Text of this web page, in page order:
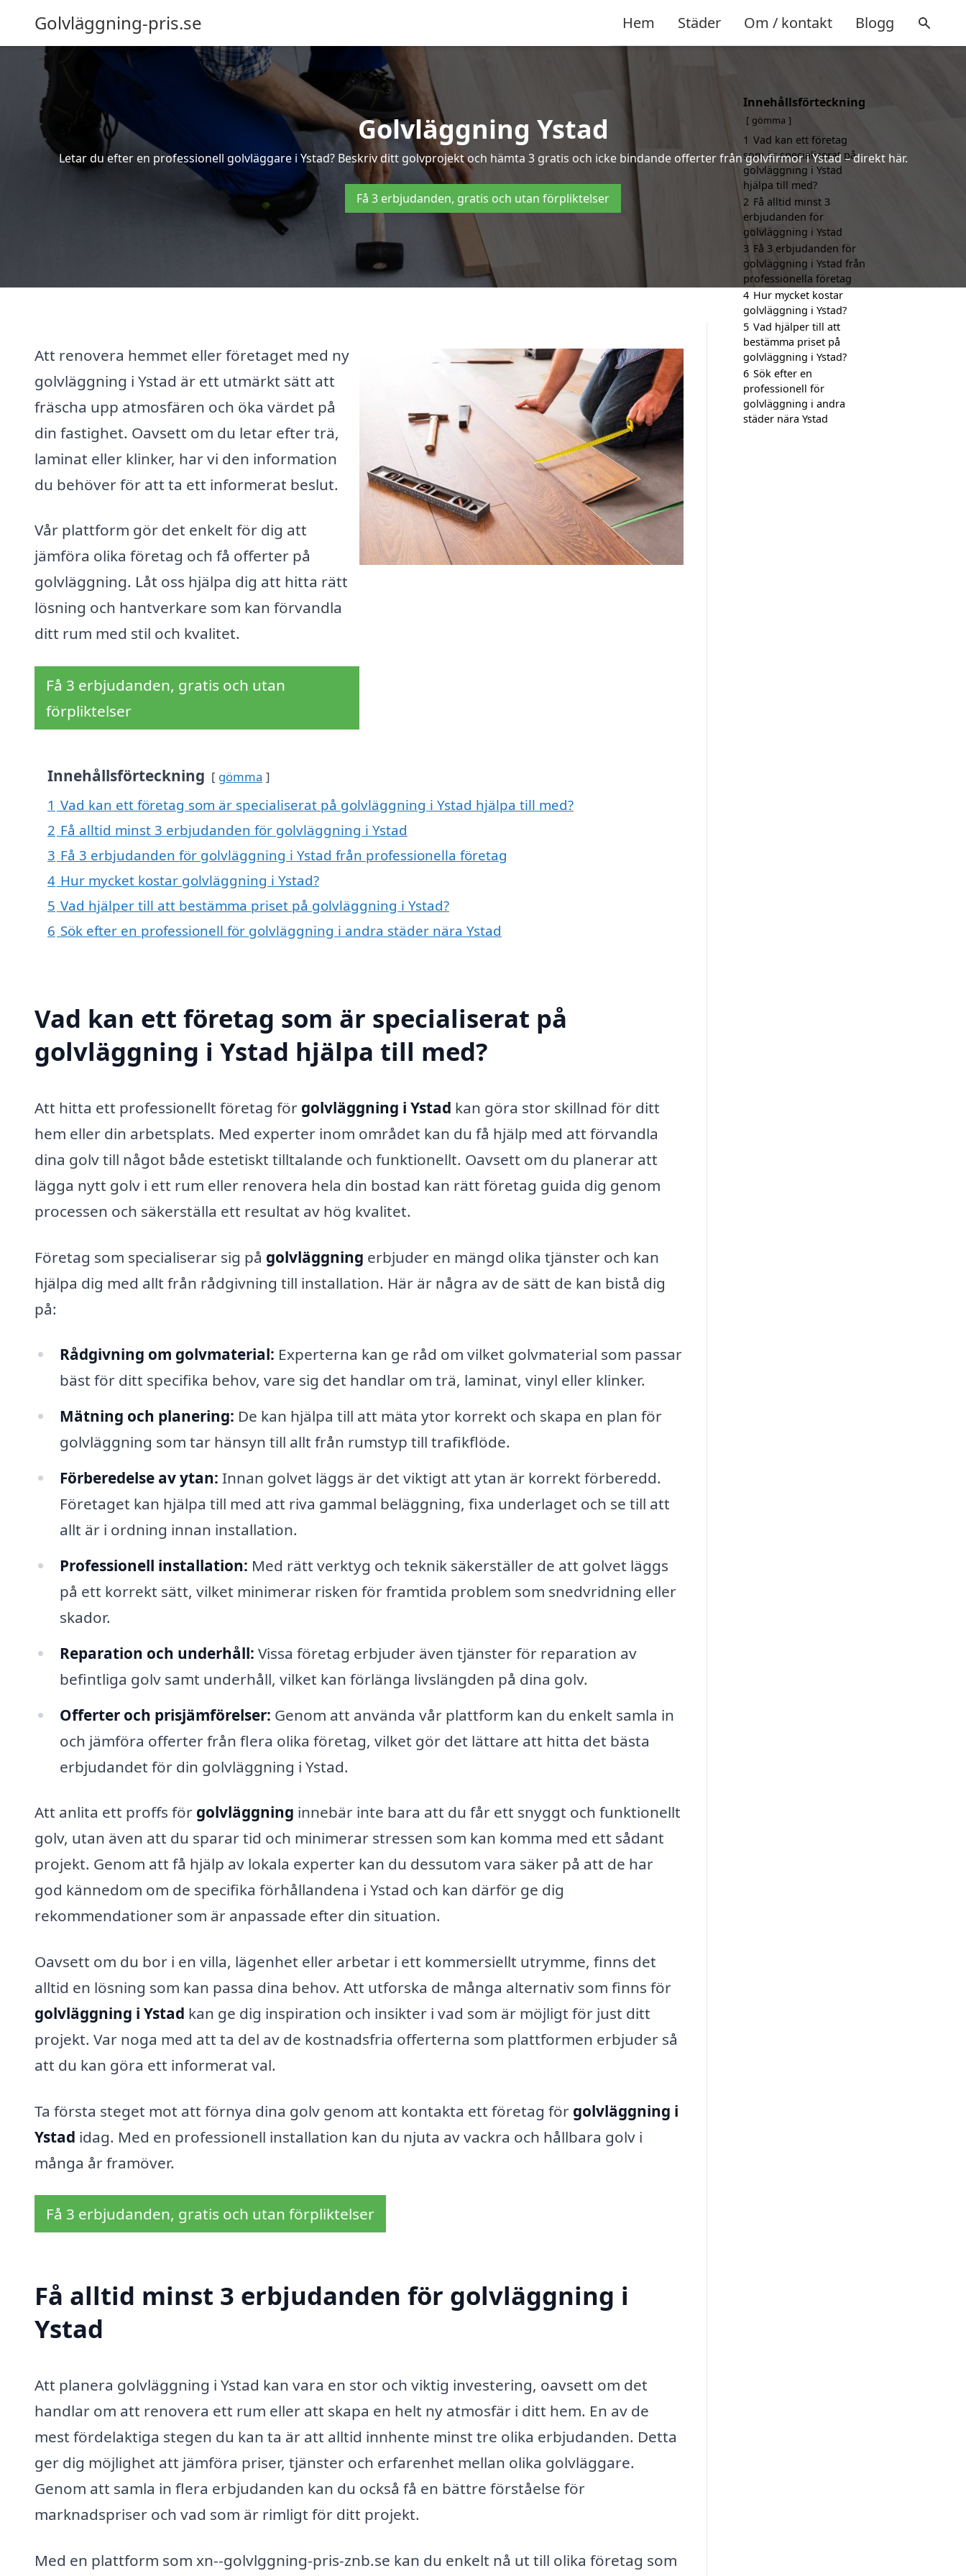
Golvläggning-pris.se Hem Städer Om / kontakt Blogg
Golvläggning Ystad
Letar du efter en professionell golvläggare i Ystad? Beskriv ditt golvprojekt och hämta 3 gratis och icke bindande offerter från golvfirmor i Ystad – direkt här.
Få 3 erbjudanden, gratis och utan förpliktelser
Att renovera hemmet eller företaget med ny
golvläggning i Ystad är ett utmärkt sätt att
fräscha upp atmosfären och öka värdet på
din fastighet. Oavsett om du letar efter trä,
laminat eller klinker, har vi den information
du behöver för att ta ett informerat beslut.
Vår plattform gör det enkelt för dig att
jämföra olika företag och få offerter på
golvläggning. Låt oss hjälpa dig att hitta rätt
lösning och hantverkare som kan förvandla
ditt rum med stil och kvalitet.
Få 3 erbjudanden, gratis och utan
förpliktelser
Innehållsförteckning gömma
1 Vad kan ett företag som är specialiserat på golvläggning i Ystad hjälpa till med?
2 Få alltid minst 3 erbjudanden för golvläggning i Ystad
3 Få 3 erbjudanden för golvläggning i Ystad från professionella företag
4 Hur mycket kostar golvläggning i Ystad?
5 Vad hjälper till att bestämma priset på golvläggning i Ystad?
6 Sök efter en professionell för golvläggning i andra städer nära Ystad
Vad kan ett företag som är specialiserat på
golvläggning i Ystad hjälpa till med?
Att hitta ett professionellt företag för golvläggning i Ystad kan göra stor skillnad för ditt
hem eller din arbetsplats. Med experter inom området kan du få hjälp med att förvandla
dina golv till något både estetiskt tilltalande och funktionellt. Oavsett om du planerar att
lägga nytt golv i ett rum eller renovera hela din bostad kan rätt företag guida dig genom
processen och säkerställa ett resultat av hög kvalitet.
Företag som specialiserar sig på golvläggning erbjuder en mängd olika tjänster och kan
hjälpa dig med allt från rådgivning till installation. Här är några av de sätt de kan bistå dig
på:
Rådgivning om golvmaterial: Experterna kan ge råd om vilket golvmaterial som passar
bäst för ditt specifika behov, vare sig det handlar om trä, laminat, vinyl eller klinker.
Mätning och planering: De kan hjälpa till att mäta ytor korrekt och skapa en plan för
golvläggning som tar hänsyn till allt från rumstyp till trafikflöde.
Förberedelse av ytan: Innan golvet läggs är det viktigt att ytan är korrekt förberedd.
Företaget kan hjälpa till med att riva gammal beläggning, fixa underlaget och se till att
allt är i ordning innan installation.
Professionell installation: Med rätt verktyg och teknik säkerställer de att golvet läggs
på ett korrekt sätt, vilket minimerar risken för framtida problem som snedvridning eller
skador.
Reparation och underhåll: Vissa företag erbjuder även tjänster för reparation av
befintliga golv samt underhåll, vilket kan förlänga livslängden på dina golv.
Offerter och prisjämförelser: Genom att använda vår plattform kan du enkelt samla in
och jämföra offerter från flera olika företag, vilket gör det lättare att hitta det bästa
erbjudandet för din golvläggning i Ystad.
Att anlita ett proffs för golvläggning innebär inte bara att du får ett snyggt och funktionellt
golv, utan även att du sparar tid och minimerar stressen som kan komma med ett sådant
projekt. Genom att få hjälp av lokala experter kan du dessutom vara säker på att de har
god kännedom om de specifika förhållandena i Ystad och kan därför ge dig
rekommendationer som är anpassade efter din situation.
Oavsett om du bor i en villa, lägenhet eller arbetar i ett kommersiellt utrymme, finns det
alltid en lösning som kan passa dina behov. Att utforska de många alternativ som finns för
golvläggning i Ystad kan ge dig inspiration och insikter i vad som är möjligt för just ditt
projekt. Var noga med att ta del av de kostnadsfria offerterna som plattformen erbjuder så
att du kan göra ett informerat val.
Ta första steget mot att förnya dina golv genom att kontakta ett företag för golvläggning i
Ystad idag. Med en professionell installation kan du njuta av vackra och hållbara golv i
många år framöver.
Få 3 erbjudanden, gratis och utan förpliktelser
Få alltid minst 3 erbjudanden för golvläggning i
Ystad
Att planera golvläggning i Ystad kan vara en stor och viktig investering, oavsett om det
handlar om att renovera ett rum eller att skapa en helt ny atmosfär i ditt hem. En av de
mest fördelaktiga stegen du kan ta är att alltid innhente minst tre olika erbjudanden. Detta
ger dig möjlighet att jämföra priser, tjänster och erfarenhet mellan olika golvläggare.
Genom att samla in flera erbjudanden kan du också få en bättre förståelse för
marknadspriser och vad som är rimligt för ditt projekt.
Med en plattform som xn--golvlggning-pris-znb.se kan du enkelt nå ut till olika företag som
Innehållsförteckning
gömma
1 Vad kan ett företag
som är specialiserat på
golvläggning i Ystad
hjälpa till med?
2 Få alltid minst 3
erbjudanden för
golvläggning i Ystad
3 Få 3 erbjudanden för
golvläggning i Ystad från
professionella företag
4 Hur mycket kostar
golvläggning i Ystad?
5 Vad hjälper till att
bestämma priset på
golvläggning i Ystad?
6 Sök efter en
professionell för
golvläggning i andra
städer nära Ystad